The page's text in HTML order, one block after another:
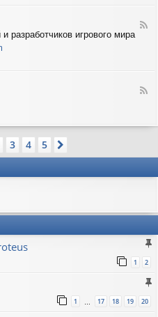
o
i
W
e
h
F
b
g
разработчиков игрового мира
F
i
u
3 4 5
1 2
1 … 17 18 19 20